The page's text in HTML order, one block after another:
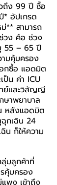
ถึง 99 ปี ซื้อ
อัปเกรด
** สามารถ
วง คือ ช่วง
55 – 65 ปี
มคุ้มครอง
กซื้อ แอดมิต
ป็น ค่า ICU
ย์และวิสัญญี
ษาพยาบาล
หลังแอดมิต
กเฉิน 24
น ก็ให้ความ
มลูกค้าที่
คุ้มครอง
แพง เข้าถึง